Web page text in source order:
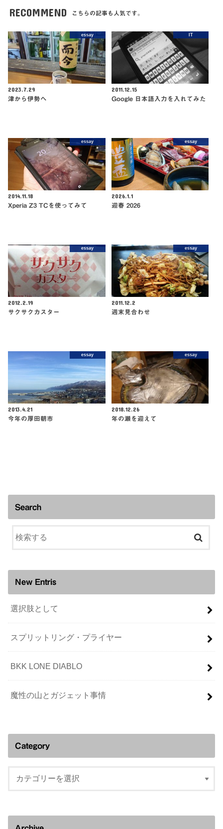
RECOMMEND こちらの記事も人気です。
essay
2023.7.29
津から伊勢へ
IT
2011.12.15
Google 日本語入力を入れてみた
essay
2014.11.18
Xperia Z3 TCを使ってみて
essay
2026.1.1
迎春 2026
essay
2012.2.19
サクサクカスター
essay
2011.12.2
週末見合わせ
essay
2013.4.21
今年の厚田朝市
essay
2018.12.26
年の瀬を迎えて
Search
New Entris
選択肢として
スプリットリング・プライヤー
BKK LONE DIABLO
魔性の山とガジェット事情
Category